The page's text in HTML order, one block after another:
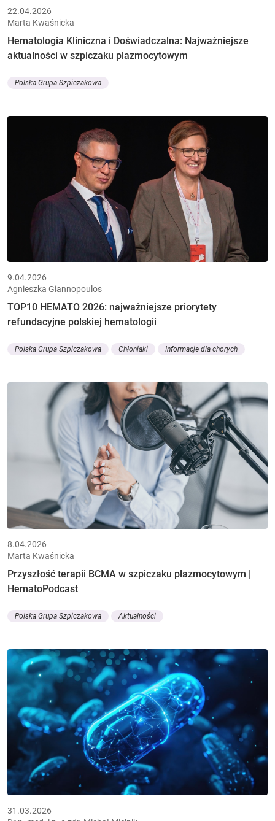
22.04.2026
Marta Kwaśnicka
Hematologia Kliniczna i Doświadczalna: Najważniejsze
aktualności w szpiczaku plazmocytowym
Polska Grupa Szpiczakowa
9.04.2026
Agnieszka Giannopoulos
TOP10 HEMATO 2026: najważniejsze priorytety
refundacyjne polskiej hematologii
Polska Grupa Szpiczakowa Chłoniaki Informacje dla chorych
8.04.2026
Marta Kwaśnicka
Przyszłość terapii BCMA w szpiczaku plazmocytowym |
HematoPodcast
Polska Grupa Szpiczakowa Aktualności
31.03.2026